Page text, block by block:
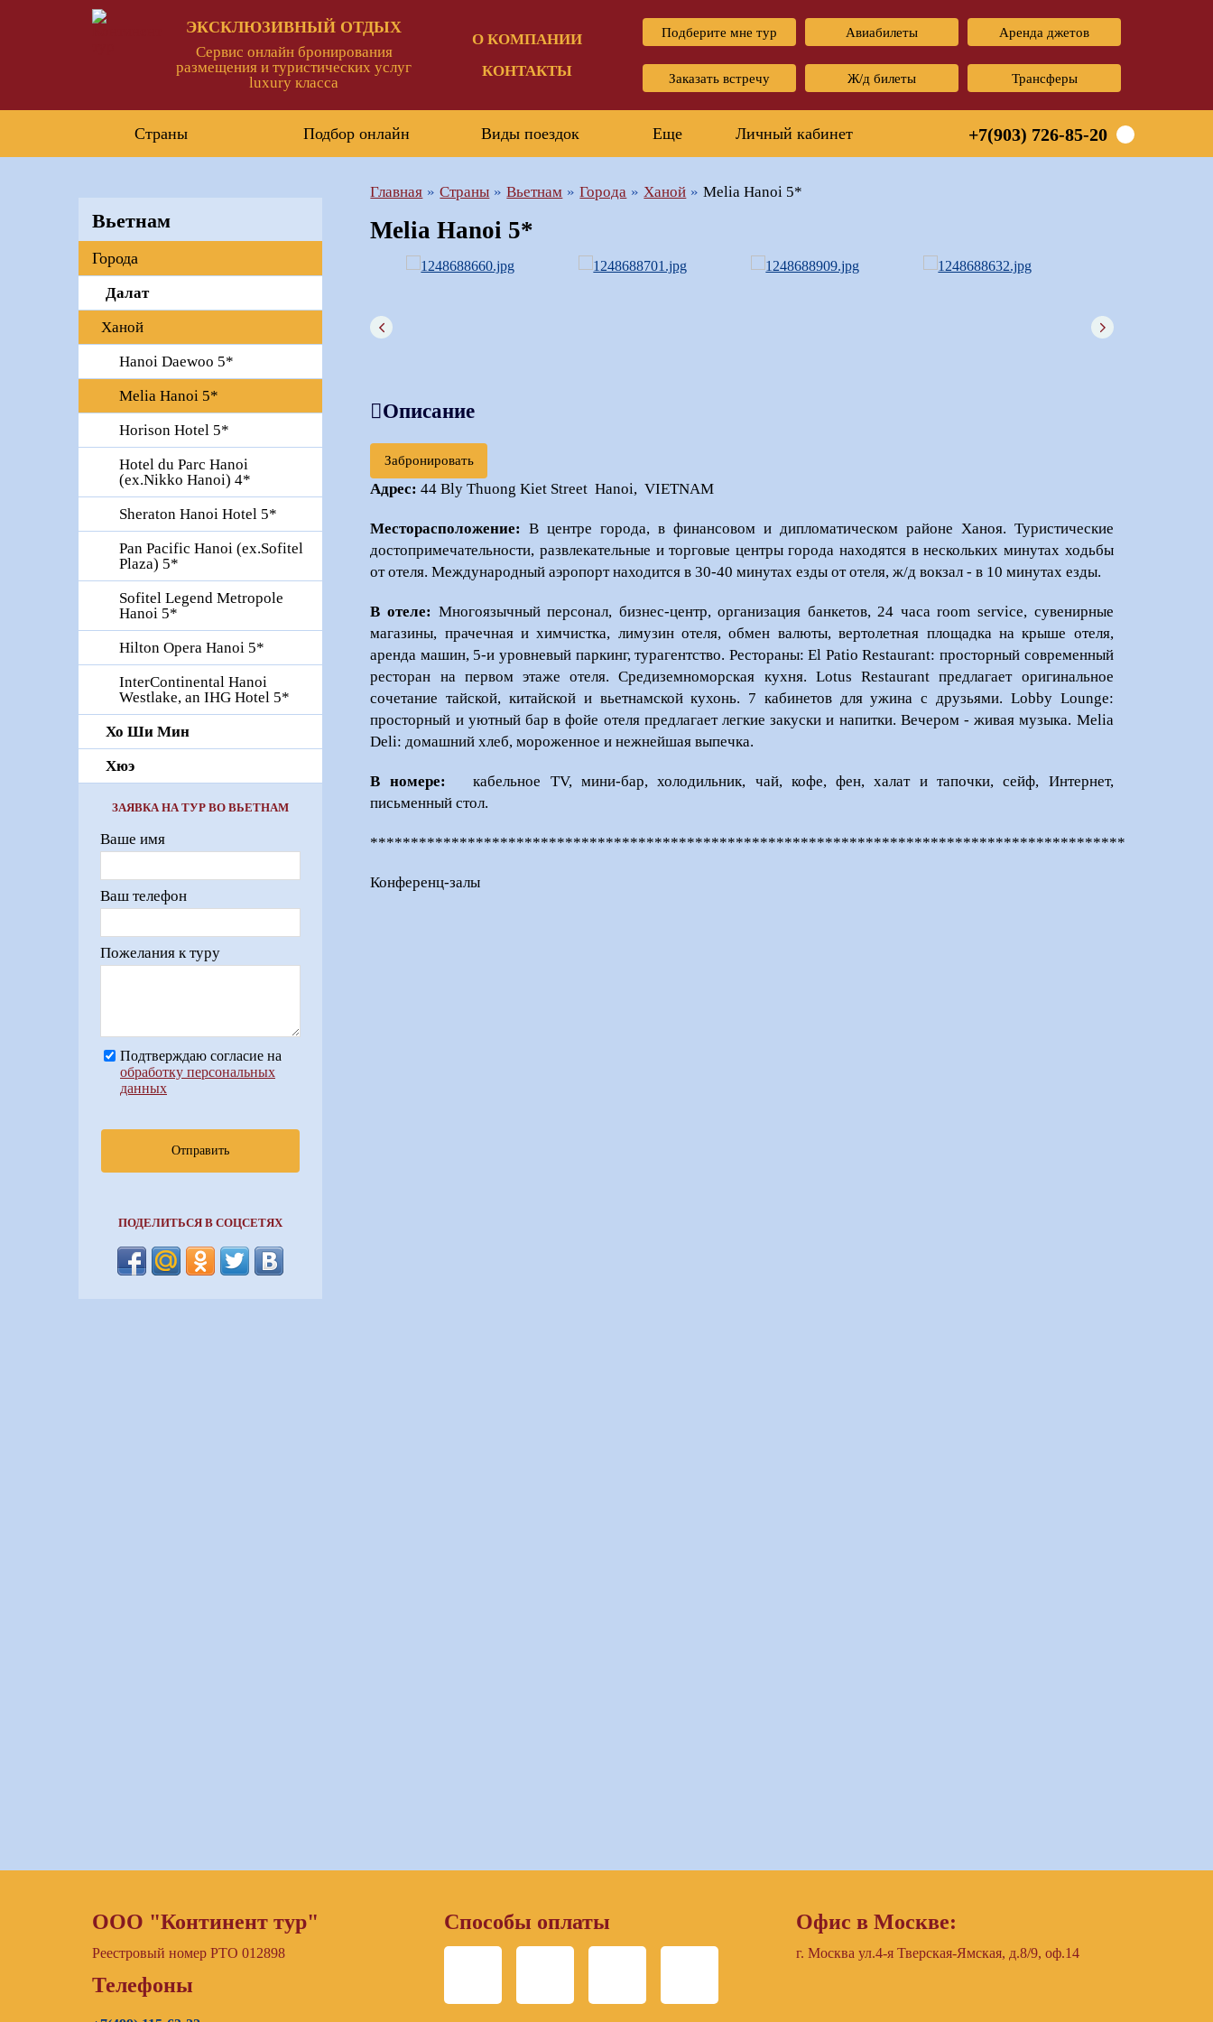
ЭКСКЛЮЗИВНЫЙ ОТДЫХ
Сервис онлайн бронирования
размещения и туристических услуг
luxury класса
О КОМПАНИИ
КОНТАКТЫ
Подберите мне тур Авиабилеты Аренда джетов
Заказать встречу Ж/д билеты Трансферы
Страны Подбор онлайн Виды поездок Еще Личный кабинет +7(903) 726-85-20
Главная Страны Вьетнам Города Ханой Melia Hanoi 5*
Melia Hanoi 5*
Описание
Забронировать
Адрес:44 Bly Thuong Kiet Street Hanoi, VIETNAM
Месторасположение:В центре города, в финансовом и дипломатическом районе Ханоя. Туристические
достопримечательности, развлекательные и торговые центры города находятся в нескольких минутах ходьбы
от отеля. Международный аэропорт находится в 30-40 минутах езды от отеля, ж/д вокзал - в 10 минутах езды.
В отеле: Многоязычный персонал, бизнес-центр, организация банкетов, 24 часа room service, сувенирные
магазины, прачечная и химчистка, лимузин отеля, обмен валюты, вертолетная площадка на крыше отеля,
аренда машин, 5-и уровневый паркинг, турагентство. Рестораны: El Patio Restaurant: просторный современный
ресторан на первом этаже отеля. Средиземноморская кухня. Lotus Restaurant предлагает оригинальное
сочетание тайской, китайской и вьетнамской кухонь. 7 кабинетов для ужина с друзьями. Lobby Lounge:
просторный и уютный бар в фойе отеля предлагает легкие закуски и напитки. Вечером - живая музыка. Melia
Deli: домашний хлеб, мороженное и нежнейшая выпечка.
В номере:
кабельное TV, мини-бар, холодильник, чай, кофе, фен, халат и тапочки, сейф, Интернет,
письменный стол.
*********************************************************************************************
Конференц-залы
Вьетнам
Города
Далат
Ханой
Hanoi Daewoo 5*
Melia Hanoi 5*
Horison Hotel 5*
Hotel du Parc Hanoi
(ex.Nikko Hanoi) 4*
Sheraton Hanoi Hotel 5*
Pan Pacific Hanoi (ex.Sofitel
Plaza) 5*
Sofitel Legend Metropole
Hanoi 5*
Hilton Opera Hanoi 5*
InterContinental Hanoi
Westlake, an IHG Hotel 5*
Хо Ши Мин
Хюэ
ЗАЯВКА НА ТУР ВО ВЬЕТНАМ
Ваше имя
Ваш телефон
Пожелания к туру
Подтверждаю согласие на
обработку персональных
данных
Отправить
ПОДЕЛИТЬСЯ В СОЦСЕТЯХ
ООО "Континент тур"
Реестровый номер РТО 012898
Телефоны
Способы оплаты Офис в Москве:
г. Москва ул.4-я Тверская-Ямская, д.8/9, оф.14